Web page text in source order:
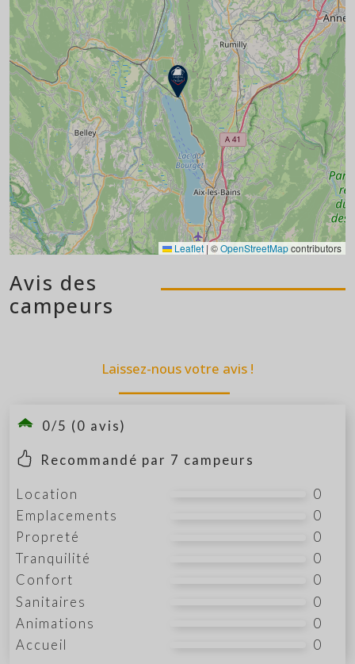
Leaflet | ©OpenStreetMapcontributors
Avis des
campeurs
Laissez-nous votre avis !
0/5 (0 avis)
Recommandé par 7 campeurs
Location
0
Emplacements
0
Propreté
0
Tranquilité
0
Confort
0
Sanitaires
0
Animations
0
Accueil
0